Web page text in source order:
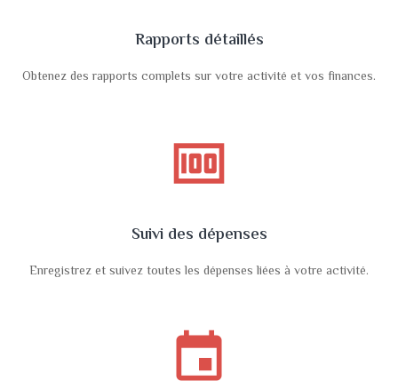
Rapports détaillés
Obtenez des rapports complets sur votre activité et vos finances.
money
Suivi des dépenses
Enregistrez et suivez toutes les dépenses liées à votre activité.
event